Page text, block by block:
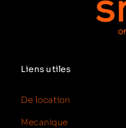
Liens utiles
De location
Mecanique